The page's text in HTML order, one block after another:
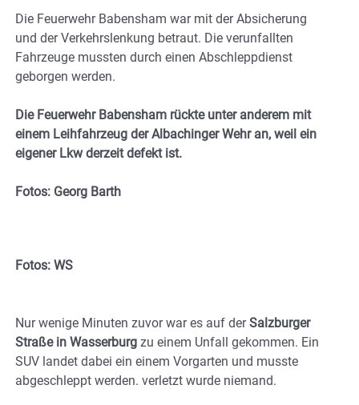
Die Feuerwehr Babensham war mit der Absicherung
und der Verkehrslenkung betraut. Die verunfallten
Fahrzeuge mussten durch einen Abschleppdienst
geborgen werden.
Die Feuerwehr Babensham rückte unter anderem mit
einem Leihfahrzeug der Albachinger Wehr an, weil ein
eigener Lkw derzeit defekt ist.
Fotos: Georg Barth
Fotos: WS
Nur wenige Minuten zuvor war es auf derSalzburger
Straße in Wasserburg zu einem Unfall gekommen. Ein
SUV landet dabei ein einem Vorgarten und musste
abgeschleppt werden. verletzt wurde niemand.